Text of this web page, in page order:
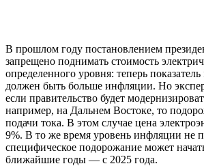
В прошлом году постановлением
запрещено поднимать стоимость
определенного уровня: теперь
должен быть больше инфляции. Но
если правительство будет
например, на Дальнем Востоке, то
подачи тока. В этом случае цена
9%. В то же время уровень инфляции не
специфическое подорожание может
ближайшие годы — с 2025 года.